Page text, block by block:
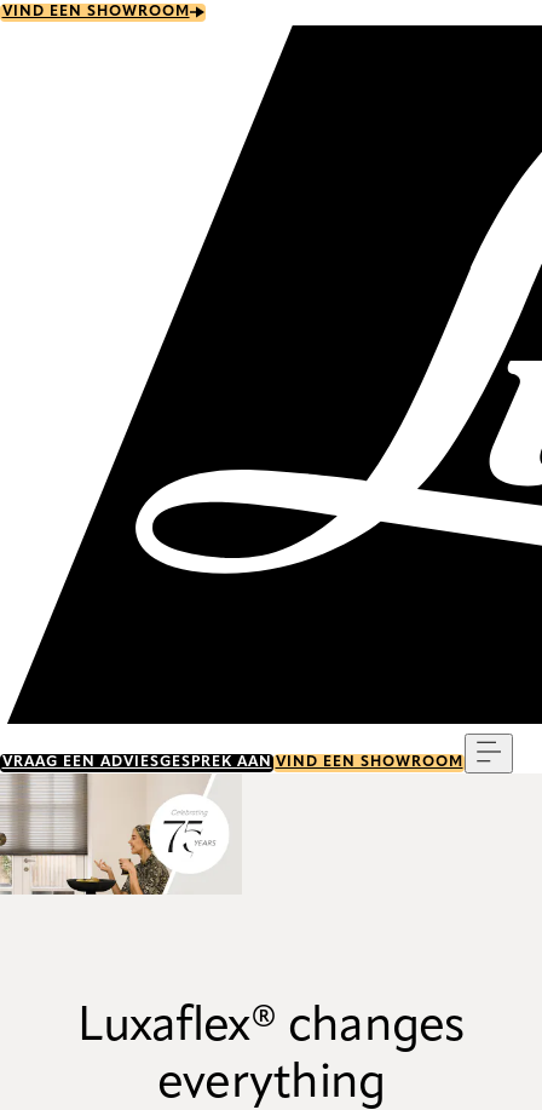
Skip
VIND EEN SHOWROOM
VRAAG EEN ADVIESGESPREK AAN VIND EEN SHOWROOM
Luxaflex® changes
everything